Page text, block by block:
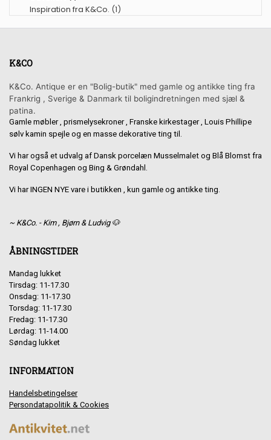
Inspiration fra K&Co. (1)
K&CO
K&Co. Antique er en "Bolig-butik" med gamle og antikke ting fra
Frankrig , Sverige & Danmark til boligindretningen med sjæl &
patina.
Gamle møbler , prismelysekroner , Franske kirkestager , Louis Phillipe
sølv kamin spejle og en masse dekorative ting til.
Vi har også et udvalg af Dansk porcelæn Musselmalet og Blå Blomst fra
Royal Copenhagen og Bing & Grøndahl.
Vi har INGEN NYE vare i butikken , kun gamle og antikke ting.
~ K&Co. - Kim , Bjørn & Ludvig 🐶
ÅBNINGSTIDER
Mandag lukket
Tirsdag: 11-17.30
Onsdag: 11-17.30
Torsdag: 11-17.30
Fredag: 11-17.30
Lørdag: 11-14.00
Søndag lukket
INFORMATION
Handelsbetingelser
Persondatapolitik & Cookies